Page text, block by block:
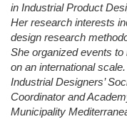
in Industrial Product
Her research interests
design research
She organized events
on an international
Industrial Designers’
Coordinator and
Municipality